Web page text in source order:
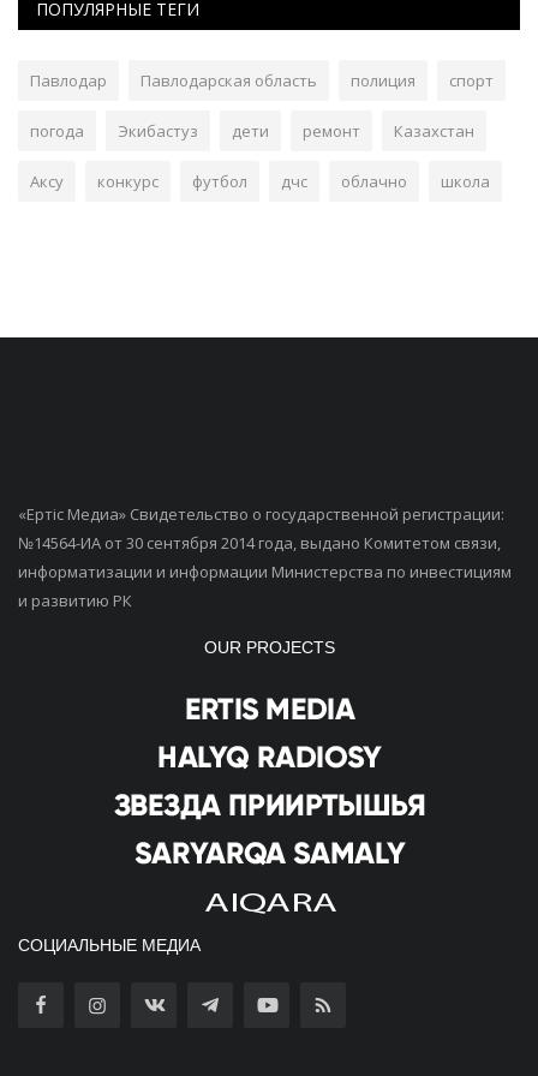
ПОПУЛЯРНЫЕ ТЕГИ
Павлодар Павлодарская область полиция спорт
погода Экибастуз дети ремонт Казахстан
Аксу конкурс футбол дчс облачно школа
«Ертiс Медиа» Свидетельство о государственной регистрации:
№14564-ИА от 30 сентября 2014 года, выдано Комитетом связи,
информатизации и информации Министерства по инвестициям
и развитию РК
OUR PROJECTS
СОЦИАЛЬНЫЕ МЕДИА